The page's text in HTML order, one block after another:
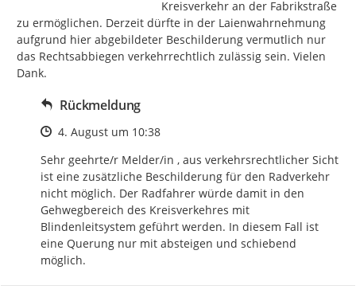
Kreisverkehr an der Fabrikstraße
zu ermöglichen. Derzeit dürfte in der Laienwahrnehmung
aufgrund hier abgebildeter Beschilderung vermutlich nur
das Rechtsabbiegen verkehrrechtlich zulässig sein. Vielen
Dank.
Rückmeldung
Zeitpunkt des Erstellens
4. August um 10:38
Sehr geehrte/r Melder/in , aus verkehrsrechtlicher Sicht
ist eine zusätzliche Beschilderung für den Radverkehr
nicht möglich. Der Radfahrer würde damit in den
Gehwegbereich des Kreisverkehres mit
Blindenleitsystem geführt werden. In diesem Fall ist
eine Querung nur mit absteigen und schiebend
möglich.